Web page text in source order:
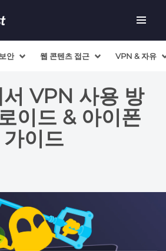
안 웹 콘텐츠 접근 VPN & 자유
VPN 사용 방
이드 & 아이폰
가이드